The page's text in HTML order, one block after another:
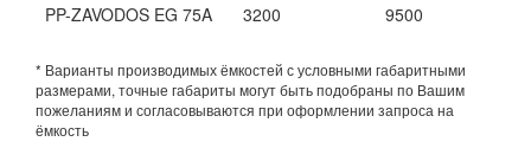
PP-ZAVODOS EG 75A
3200 9500
* Варианты производимых ёмкостей с условными габаритными
размерами, точные габариты могут быть подобраны по Вашим
пожеланиям и согласовываются при оформлении запроса на
ёмкость